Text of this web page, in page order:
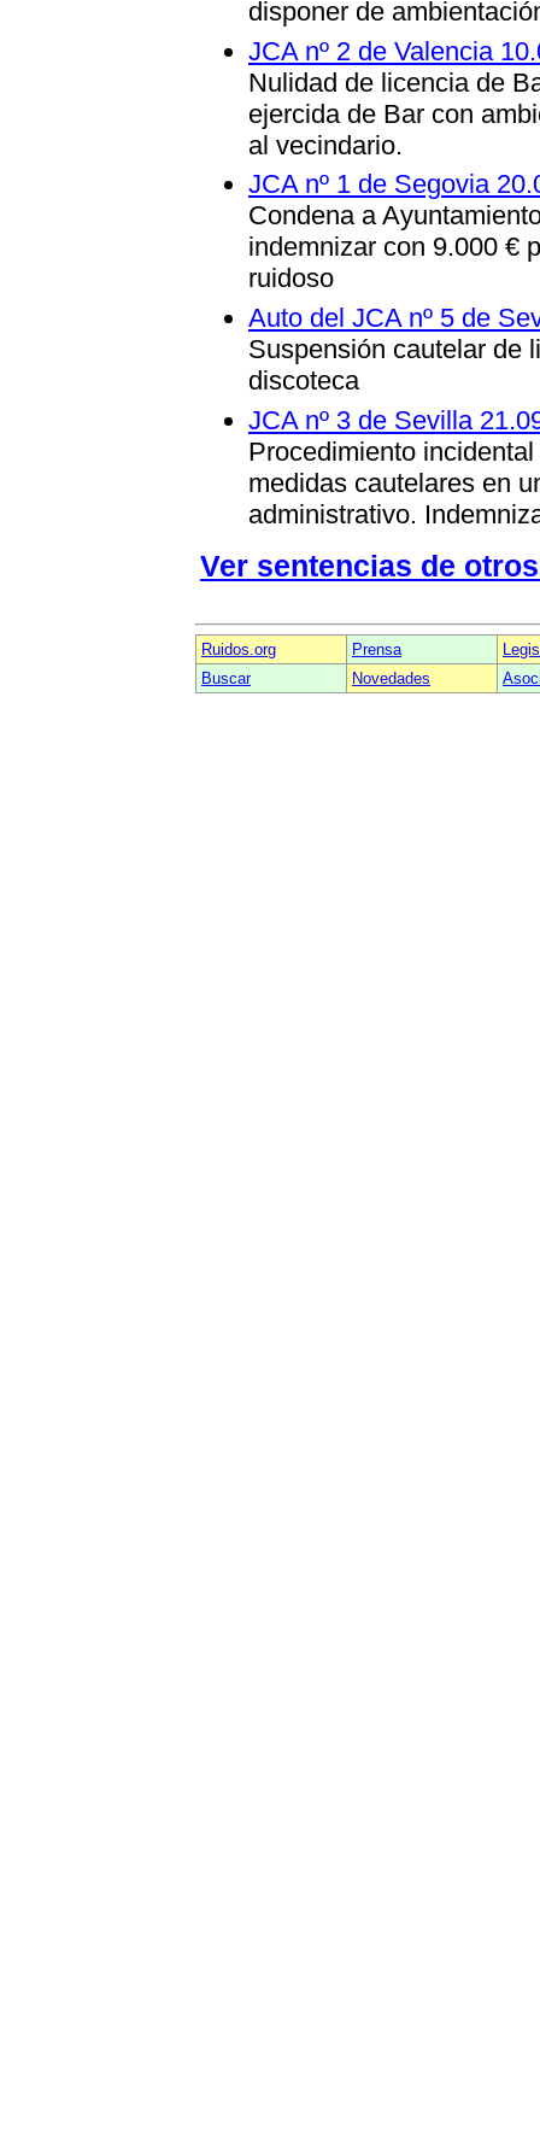
disponer de
JCA nº 2 de Valencia
Nulidad de licencia de
ejercida de Bar con
al vecindario.
JCA nº 1 de Segovia
Condena a
indemnizar con 9.000 €
ruidoso
Auto del JCA nº 5 de
Suspensión cautelar de
discoteca
JCA nº 3 de Sevilla
Procedimiento
medidas cautelares en
administrativo.
Ver sentencias de
Ruidos.org Prensa
Buscar
Novedades